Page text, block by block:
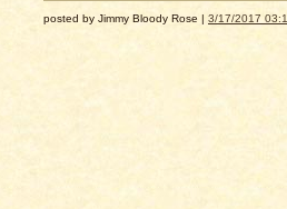
posted by Jimmy Bloody Rose | 3/17/2017